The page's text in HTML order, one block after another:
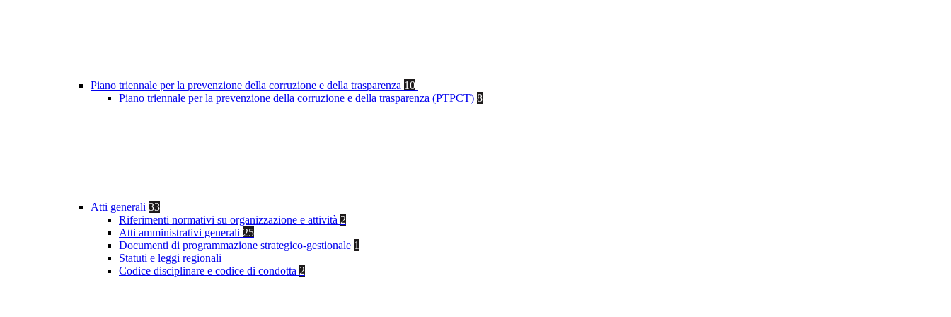
Piano triennale per la prevenzione della corruzione e della trasparenza 10
Piano triennale per la prevenzione della corruzione e della trasparenza (PTPCT) 8
Atti generali 33
Riferimenti normativi su organizzazione e attività 2
Atti amministrativi generali 25
Documenti di programmazione strategico-gestionale 1
Statuti e leggi regionali
Codice disciplinare e codice di condotta 2